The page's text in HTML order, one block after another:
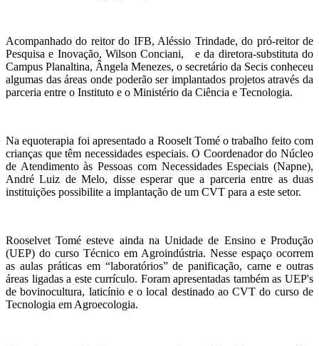
Acompanhado do reitor do IFB, Aléssio Trindade, do pró-reitor de
Pesquisa e Inovação, Wilson Conciani, e da diretora-substituta do
Campus Planaltina, Ângela Menezes, o secretário da Secis conheceu
algumas das áreas onde poderão ser implantados projetos através da
parceria entre o Instituto e o Ministério da Ciência e Tecnologia.
Na equoterapia foi apresentado a Rooselt Tomé o trabalho feito com
crianças que têm necessidades especiais. O Coordenador do Núcleo
de Atendimento às Pessoas com Necessidades Especiais (Napne),
André Luiz de Melo, disse esperar que a parceria entre as duas
instituições possibilite a implantação de um CVT para a este setor.
Rooselvet Tomé esteve ainda na Unidade de Ensino e Produção
(UEP) do curso Técnico em Agroindústria. Nesse espaço ocorrem
as aulas práticas em “laboratórios” de panificação, carne e outras
áreas ligadas a este currículo. Foram apresentadas também as UEP's
de bovinocultura, laticínio e o local destinado ao CVT do curso de
Tecnologia em Agroecologia.